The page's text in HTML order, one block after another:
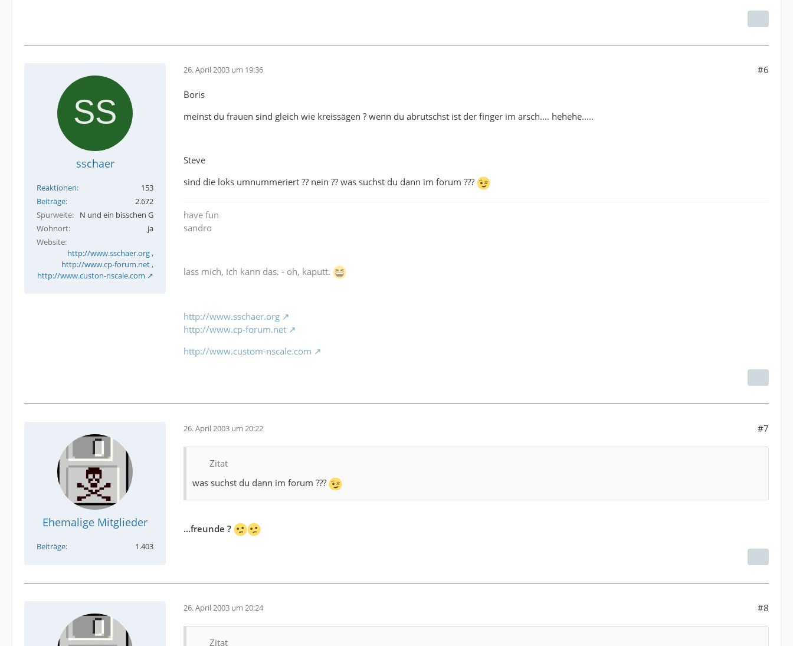
sschaer
Reaktionen
153
Beiträge
2.672
Spurweite
N und ein bisschen G
Wohnort
ja
Website
http://www.sschaer.org ,
http://www.cp-forum.net ,
http://www.custon-nscale.com
26. April 2003 um 19:36 #6
Boris
meinst du frauen sind gleich wie kreissägen ? wenn du abrutschst ist der finger im arsch.... hehehe.....
Steve
sind die loks umnummeriert ?? nein ?? was suchst du dann im forum ???
have fun
sandro
lass mich, ich kann das. - oh, kaputt.
http://www.sschaer.org
http://www.cp-forum.net
http://www.custom-nscale.com
Ehemalige Mitglieder
Beiträge 1.403
26. April 2003 um 20:22 #7
Zitat
was suchst du dann im forum ???
...freunde ?
26. April 2003 um 20:24 #8
Zitat